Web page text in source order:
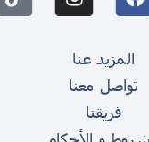
المزيد عنا
تواصل معنا
فريقنا